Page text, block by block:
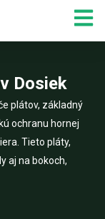
Dosiek
plátov, základný
ochranu hornej
Tieto pláty,
aj na bokoch,